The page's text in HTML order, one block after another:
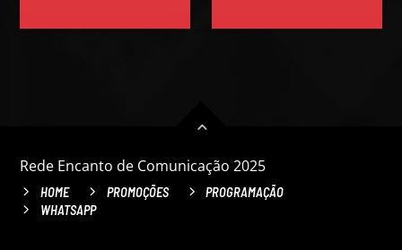
Rede Encanto de Comunicação 2025
HOME PROMOÇÕES
PROGRAMAÇÃO
WHATSAPP